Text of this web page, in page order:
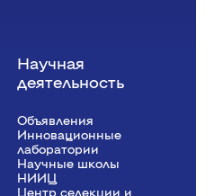
Научная
деятельность
Объявления
Инновационные
лаборатории
Научные школы
НИИЦ
Центр селекции и